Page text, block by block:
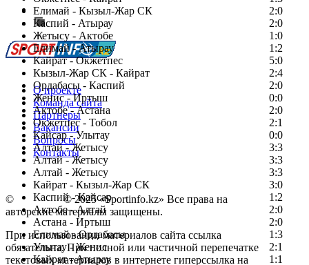
Елимай - Кызыл-Жар СК
2:0
Каспий - Атырау
2:0
Жетысу - Актобе
1:0
Елимай - Атырау
1:2
Кайрат - Окжетпес
5:0
Кызыл-Жар СК - Кайрат
2:4
Ордабасы - Каспий
2:0
Женис - Иртыш
0:0
Актобе - Астана
2:0
Окжетпес - Тобол
2:1
Кайсар - Улытау
0:0
Алтай - Жетысу
3:3
Алтай - Жетысу
3:3
Алтай - Жетысу
3:3
Кайрат - Кызыл-Жар СК
3:0
Каспий - Кайсар
1:2
Актобе - Алтай
2:0
Астана - Иртыш
2:0
Елимай - Ордабасы
1:3
Улытау - Женис
2:1
Кайрат - Атырау
1:1
Сообщить о мероприятии
Перейти на старый сайт
О проекте
Команда сайта
Партнеры
Вакансии
Вопросы
Контакты
© Copyright© 2025 «Sportinfo.kz» Все права на
авторские материалы защищены.
При использовании материалов сайта ссылка
обязательна. При полной или частичной перепечатке
текстовых материалов в интернете гиперссылка на